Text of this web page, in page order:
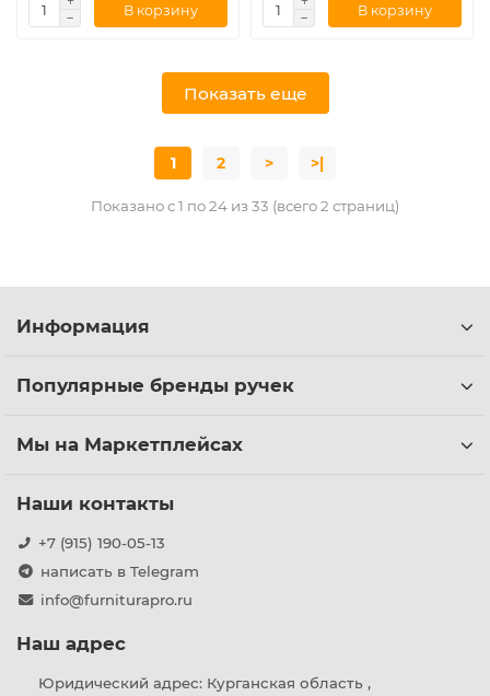
В корзину В корзину
Показать еще
1 2 > >|
Показано с 1 по 24 из 33 (всего 2 страниц)
Информация
Популярные бренды ручек
Мы на Маркетплейсах
Наши контакты
+7 (915) 190-05-13
написать в Telegram
info@furniturapro.ru
Наш адрес
Юридический адрес: Курганская область ,